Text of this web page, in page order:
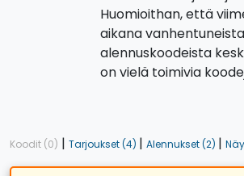
Huomioithan, että
aikana vanhentuneista
alennuskoodeista
on vielä toimivia
Koodit (0) | Tarjoukset (4) | Alennukset (2) |